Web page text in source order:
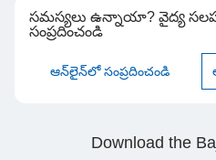
సమస్యలు ఉన్నాయా? వైద్య
సంప్రదించండి
ఆన్‌లైన్‌లో సంప్రదించండి
Download the